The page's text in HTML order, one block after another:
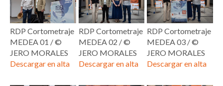
RDP Cortometraje
MEDEA 01 / ©
JERO MORALES
Descargar en alta
RDP Cortometraje
MEDEA 02 / ©
JERO MORALES
Descargar en alta
RDP Cortometraje
MEDEA 03 / ©
JERO MORALES
Descargar en alta